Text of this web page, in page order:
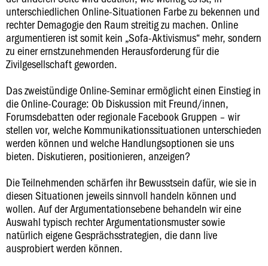
unterschiedlichen Online-Situationen Farbe zu bekennen und
rechter Demagogie den Raum streitig zu machen. Online
argumentieren ist somit kein „Sofa-Aktivismus“ mehr, sondern
zu einer ernstzunehmenden Herausforderung für die
Zivilgesellschaft geworden.
Das zweistündige Online-Seminar ermöglicht einen Einstieg in
die Online-Courage: Ob Diskussion mit Freund/innen,
Forumsdebatten oder regionale Facebook Gruppen – wir
stellen vor, welche Kommunikationssituationen unterschieden
werden können und welche Handlungsoptionen sie uns
bieten. Diskutieren, positionieren, anzeigen?
Die Teilnehmenden schärfen ihr Bewusstsein dafür, wie sie in
diesen Situationen jeweils sinnvoll handeln können und
wollen. Auf der Argumentationsebene behandeln wir eine
Auswahl typisch rechter Argumentationsmuster sowie
natürlich eigene Gesprächsstrategien, die dann live
ausprobiert werden können.